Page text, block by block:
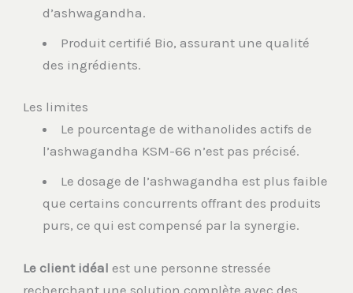
d’ashwagandha.
Produit certifié Bio, assurant une qualité
des ingrédients.
Les limites
Le pourcentage de withanolides actifs de
l’ashwagandha KSM-66 n’est pas précisé.
Le dosage de l’ashwagandha est plus faible
que certains concurrents offrant des produits
purs, ce qui est compensé par la synergie.
Le client idéal est une personne stressée
recherchant une solution complète avec des